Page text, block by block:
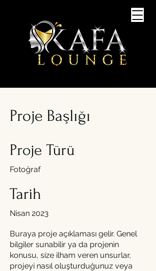
Proje Başlığı
Proje Türü
Fotoğraf
Tarih
Nisan 2023
Buraya proje açıklaması gelir. Genel
bilgiler sunabilir ya da projenin
konusu, size ilham veren unsurlar,
projeyi nasıl oluşturduğunuz veya